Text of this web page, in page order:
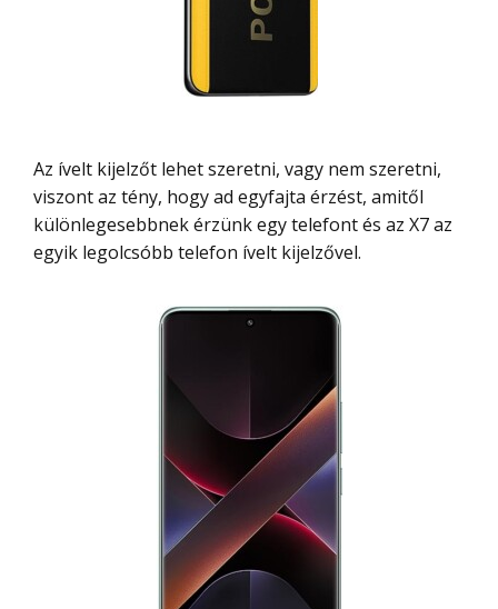
Az ívelt kijelzőt lehet szeretni, vagy nem szeretni,
viszont az tény, hogy ad egyfajta érzést, amitől
különlegesebbnek érzünk egy telefont és az X7 az
egyik legolcsóbb telefon ívelt kijelzővel.